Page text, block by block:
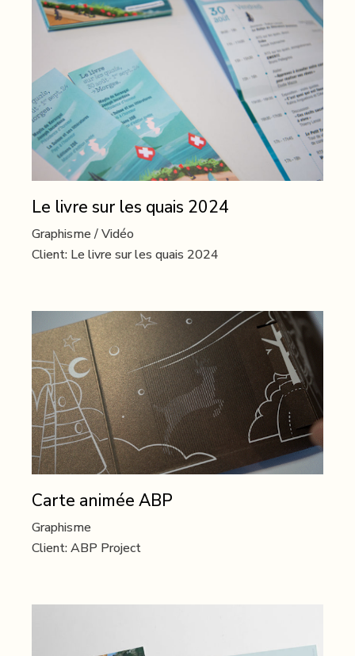
Le livre sur les quais 2024
Graphisme
Vidéo
Client: Le livre sur les quais 2024
Carte animée ABP
Graphisme
Client:ABP Project